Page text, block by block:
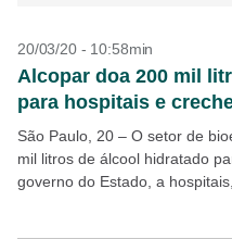
20/03/20 - 10:58min
Alcopar doa 200 mil
para hospitais e
São Paulo, 20 – O setor de
mil litros de álcool hidratado
governo do Estado, a